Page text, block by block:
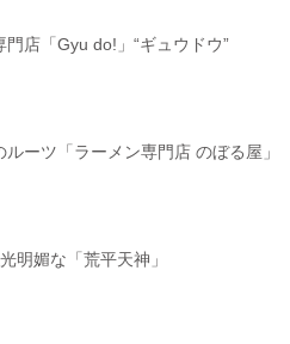
店「Gyu do!」“ギュウドウ”
ーツ「ラーメン専門店 のぼる屋」
明媚な「荒平天神」